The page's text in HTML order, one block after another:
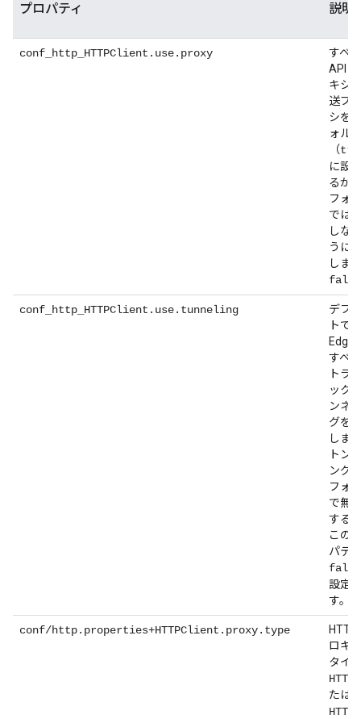
プロパティ 説明
conf_http_HTTPClient.use.proxy
すべ
API
キシ
送プ
シを
ォル
（
に設
るか
フォ
では
しな
うに
しま
false
conf_http_HTTPClient.use.tunneling
デフ
トで
Edge
すべ
トラ
ック
ンネ
グを
しま
トン
ング
フォ
で無
する
この
パテ
false
設定
す。
conf/http.properties+HTTPClient.proxy.type
HTTP
ロキ
タイ
HTTP
たは
HTTPS